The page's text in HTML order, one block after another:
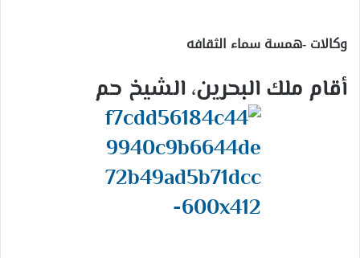
وكالات -همسة سماء الثقافه
أقام ملك البحرين، الشيخ حم